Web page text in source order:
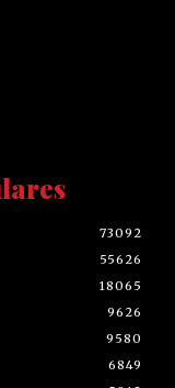
73092
55626
18065
9626
9580
6849